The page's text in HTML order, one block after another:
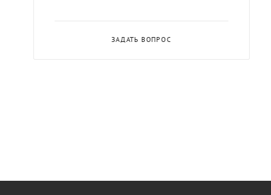
ЗАДАТЬ ВОПРОС